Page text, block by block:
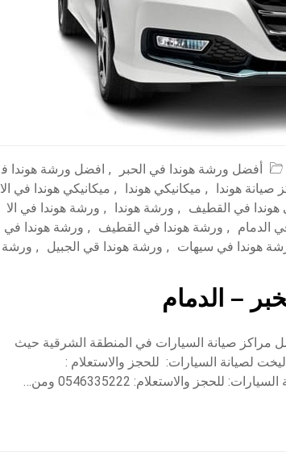
أفضل ورشة هوندا في الحبر , افضل ورشة هوندا ف
صيانة هوندا , ميكانيكي هوندا , ميكانيكي هوندا في الا
هوندا في القطيف , ورشة هوندا , ورشة هوندا في الا
الدمام , ورشة هوندا في القطيف , ورشة هوندا في
هوندا في سيهات , ورشة هوندا قي الجبيل , ورشة
– الدمام
مراكز صيانة السيارات في المنطقة الشرقية حيث
لصيانة السيارات: للحجز والاستعلام :